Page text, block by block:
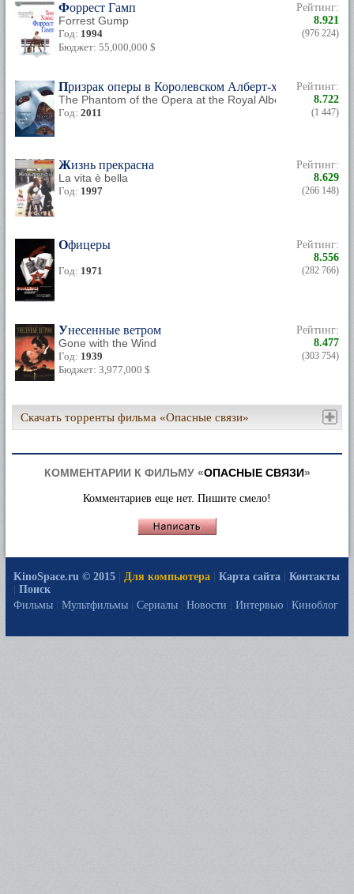
Форрест Гамп
Forrest Gump
Год: 1994
Бюджет: 55,000,000 $
Рейтинг:
8.921
(976 224)
Призрак оперы в Королевском Алберт-холле
The Phantom of the Opera at the Royal Albert Hall
Год: 2011
Рейтинг:
8.722
(1 447)
Жизнь прекрасна
La vita è bella
Год: 1997
Рейтинг:
8.629
(266 148)
Офицеры
Год: 1971
Рейтинг:
8.556
(282 766)
Унесенные ветром
Gone with the Wind
Год: 1939
Бюджет: 3,977,000 $
Рейтинг:
8.477
(303 754)
Скачать торренты фильма «Опасные связи»
КОММЕНТАРИИ К ФИЛЬМУ «ОПАСНЫЕ СВЯЗИ»
Комментариев еще нет. Пишите смело!
KinoSpace.ru © 2015 Для компьютера Карта сайта
Контакты
Поиск
Фильмы
Мультфильмы Сериалы Новости Интервью Киноблог